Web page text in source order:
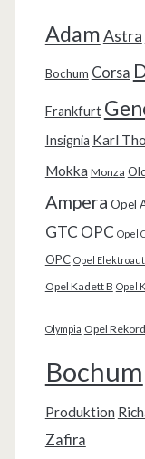
AdamAstra
Bochum Corsa
Frankfurt
Insignia Karl
Mokka Monza
Ampera Opel
GTC OPC Opel
OPC Opel
Opel Kadett B Opel
Olympia Opel Rekord
Bochum
Produktion
Zafira